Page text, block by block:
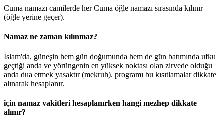
Cuma namazı camilerde her Cuma öğle namazı sırasında kılınır
(öğle yerine geçer).
Namaz ne zaman kılınmaz?
İslam'da, güneşin hem gün doğumunda hem de gün batımında ufku
geçtiği anda ve yörüngenin en yüksek noktası olan zirvede olduğu
anda dua etmek yasaktır (mekruh). programı bu kısıtlamalar dikkate
alınarak hesaplanır.
için namaz vakitleri hesaplanırken hangi mezhep dikkate
alınır?